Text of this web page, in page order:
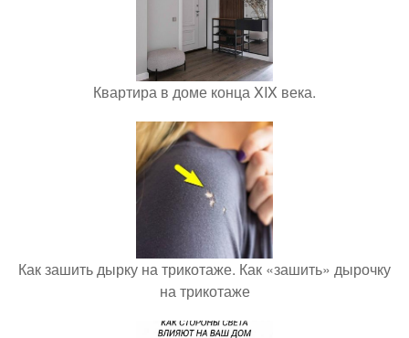
Квартира в доме конца XIX века.
Как зашить дырку на трикотаже. Как «зашить» дырочку
на трикотаже